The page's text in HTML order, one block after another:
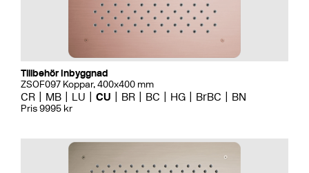
Tillbehör Inbyggnad
ZSOF097 Koppar, 400x400 mm
CR MB LU CU BR BC HG BrBC BN
Pris 9995 kr